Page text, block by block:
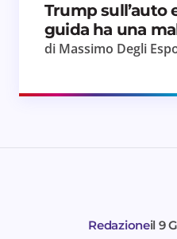
Trump sull’auto
guida ha una
di Massimo Degli
Redazioneil 9